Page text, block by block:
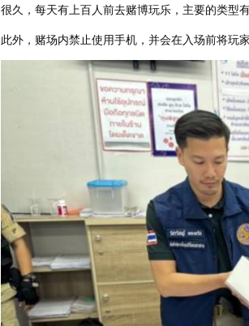
很久，每天有上百人前去赌博玩乐，主要的类型
此外，赌场内禁止使用手机，并会在入场前将玩